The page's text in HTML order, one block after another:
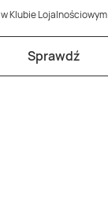
w Klubie Lojalnościowym
Sprawdź